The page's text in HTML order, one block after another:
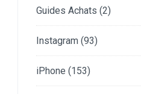
Guides Achats (2)
Instagram (93)
iPhone (153)